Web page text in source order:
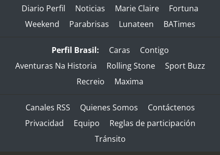
Diario Perfil Noticias Marie Claire
Fortuna
Weekend
Parabrisas Lunateen BATimes
Perfil Brasil: Caras
Contigo
Aventuras Na Historia
Rolling Stone
Sport Buzz
Recreio
Maxima
Canales RSS Quienes Somos
Contáctenos
Privacidad
Equipo
Reglas de participación
Tránsito